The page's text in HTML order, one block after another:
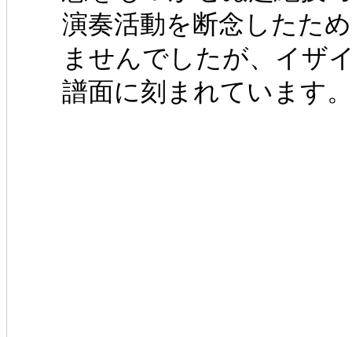
演奏活動を断念したた
ませんでしたが、イザ
譜面に刻まれています。